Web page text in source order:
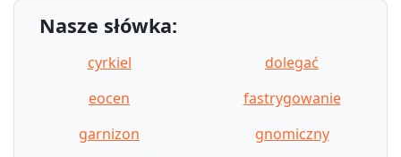
Nasze słówka:
cyrkiel
dolegać
eocen
fastrygowanie
garnizon
gnomiczny